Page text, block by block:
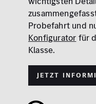
Probefahrt und
Konfigurator für
Klasse.
Jetzt